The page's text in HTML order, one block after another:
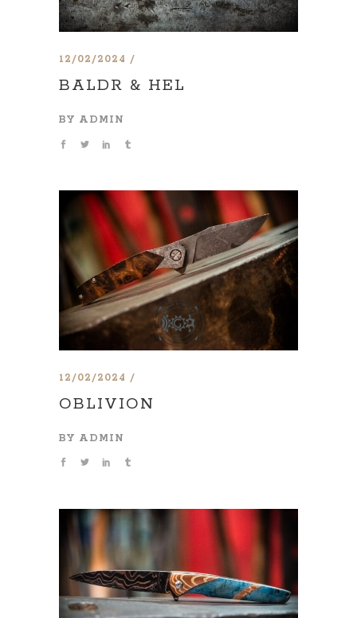
12/02/2024
BALDR & HEL
BY ADMIN
12/02/2024
OBLIVION
BY ADMIN